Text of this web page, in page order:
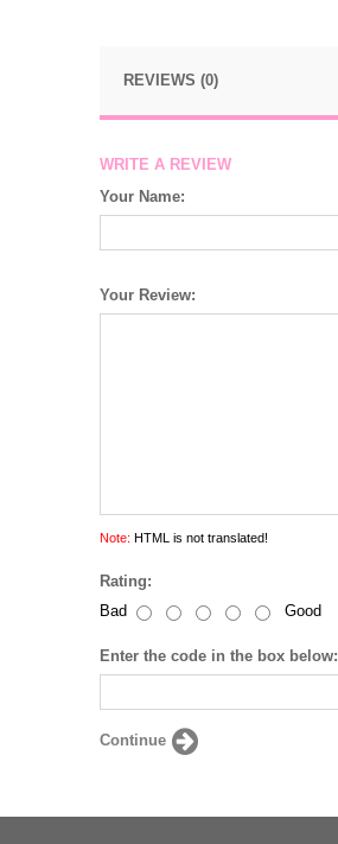
REVIEWS (0)
WRITE A REVIEW
Your Name:
Your Review:
Note: HTML is not translated!
Rating:
Bad
Good
Enter the code in the box below:
Continue